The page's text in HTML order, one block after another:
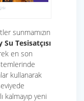
sunmamızın
Tesisatçısı
en son
kullanarak
kalmayıp yeni